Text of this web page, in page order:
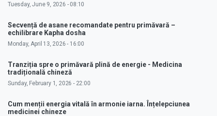
Tuesday, June 9, 2026 - 08:10
Secvență de asane recomandate pentru primăvară –
echilibrare Kapha dosha
Monday, April 13, 2026 - 16:00
Tranziția spre o primăvară plină de energie - Medicina
tradițională chineză
Sunday, February 1, 2026 - 22:00
Cum menții energia vitală în armonie iarna. Înțelepciunea
medicinei chineze